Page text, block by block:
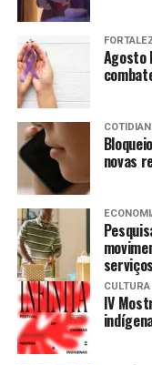
Agosto
novas
CULTURA
IV